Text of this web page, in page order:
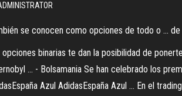
se conocen como opciones de todo o ...
opciones binarias te dan la posibilidad de
... - Bolsamania Se han celebrado los
Azul AdidasEspaña Azul ... En el